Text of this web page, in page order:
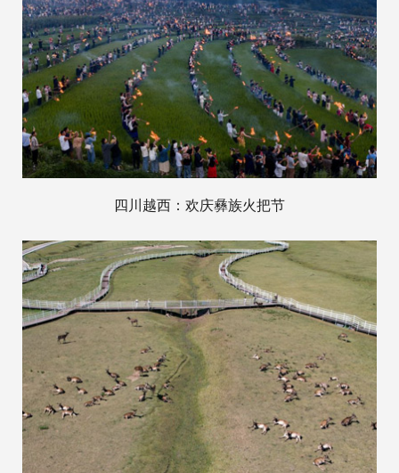
四川越西：欢庆彝族火把节